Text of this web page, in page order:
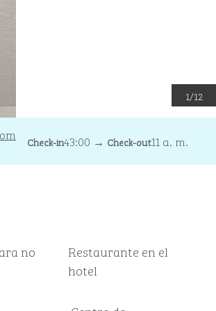
1/12
Check-in43:00 → Check-out11 a. m.
no
Restaurante en el
hotel